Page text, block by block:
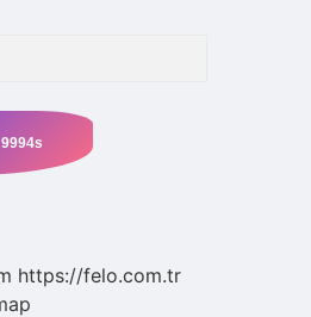
https://felo.com.tr